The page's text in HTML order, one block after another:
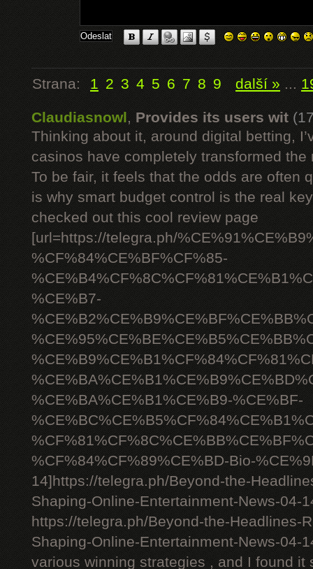
Strana: 1 2 3 4 5 6 7 8 9 další » ...
Claudiasnowl, Provides its users wit
Thinking about it, around digital betting,
casinos have completely transformed
To be fair, it feels that the odds are often
is why smart budget control is the real
checked out this cool review page
[url=https://telegra.ph/
%CF%84%CE%BF%CF%85-
%CE%B7-
%CE%BA%CE%B1%CE%B9-%CE%BF-
%CF%84%CF%89%CE%BD-Bio-
14]https://telegra.ph/Beyond-the-
Shaping-Online-Entertainment-News-04-
https://telegra.ph/Beyond-the-Headlines-
Shaping-Online-Entertainment-News-04-
various winning strategies , and I found it